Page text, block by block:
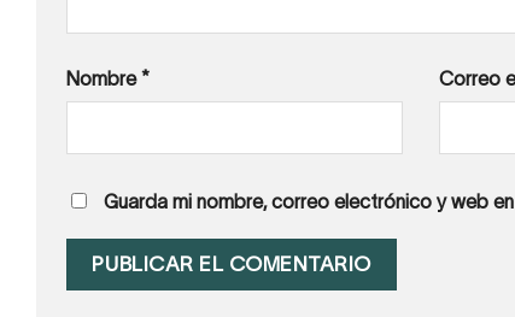
Nombre* Correo
Guarda mi nombre, correo electrónico y web